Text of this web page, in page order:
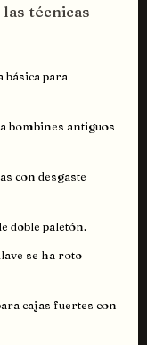
técnicas
básica para
bombines antiguos
con desgaste
doble paletón.
se ha roto
cajas fuertes con